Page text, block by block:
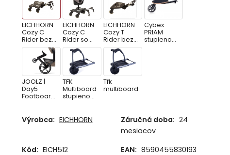
EICHHORN
Cozy C
Rider bez
sedadla
EICHHORN
Cozy C
Rider so
sedadlom
volantom
EICHHORN
Cozy T
Rider bez
sedadla
Cybex
PRIAM
stupienok
JOOLZ |
Day5
Footboard
cké
stúpadlo
TFK
Multiboard
stupienok
Tfk
multiboard
Výrobca: EICHHORN Záručná doba: 24
mesiacov
Kód: EICH512 EAN: 8590455830193